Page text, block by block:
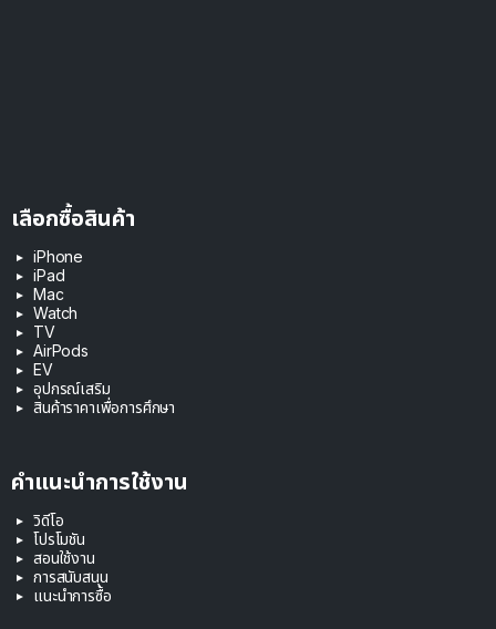
เลือกซื้อสินค้า
iPhone
iPad
Mac
Watch
TV
AirPods
EV
อุปกรณ์เสริม
สินค้าราคาเพื่อการศึกษา
คำแนะนำการใช้งาน
วิดีโอ
โปรโมชัน
สอนใช้งาน
การสนับสนุน
แนะนำการซื้อ